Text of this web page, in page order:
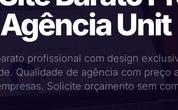
Agência Unit
profissional com design
Qualidade de agência com preço
Solicite orçamento sem